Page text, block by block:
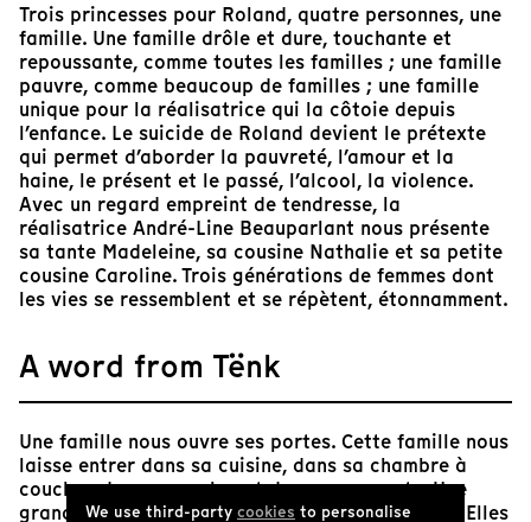
Trois princesses pour Roland, quatre personnes, une
famille. Une famille drôle et dure, touchante et
repoussante, comme toutes les familles ; une famille
pauvre, comme beaucoup de familles ; une famille
unique pour la réalisatrice qui la côtoie depuis
l’enfance. Le suicide de Roland devient le prétexte
qui permet d’aborder la pauvreté, l’amour et la
haine, le présent et le passé, l’alcool, la violence.
Avec un regard empreint de tendresse, la
réalisatrice André-Line Beauparlant nous présente
sa tante Madeleine, sa cousine Nathalie et sa petite
cousine Caroline. Trois générations de femmes dont
les vies se ressemblent et se répètent, étonnamment.
A word from Tënk
Une famille nous ouvre ses portes. Cette famille nous
laisse entrer dans sa cuisine, dans sa chambre à
coucher, dans son salon et dans ses secrets. Une
grand-mère, sa fille et sa petite-fille racontent. Elles
We use third-party cookies to personalise